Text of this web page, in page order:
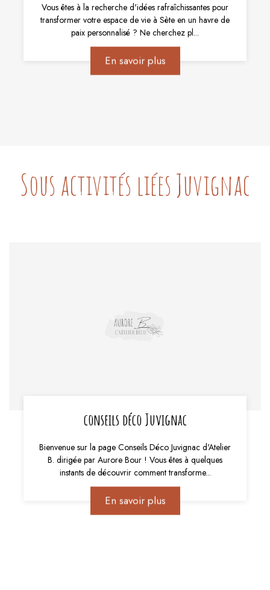
Vous êtes à la recherche d'idées rafraîchissantes pour
transformer votre espace de vie à Sète en un havre de
paix personnalisé ? Ne cherchez pl...
En savoir plus
Sous activités liées Juvignac
conseils déco Juvignac
Bienvenue sur la page Conseils Déco Juvignac d'Atelier
B. dirigée par Aurore Bour ! Vous êtes à quelques
instants de découvrir comment transforme...
En savoir plus